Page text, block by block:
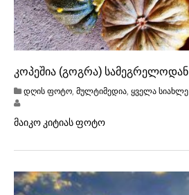
კოპეშია (გოგრა) სამეგრელოდან
დღის ფოტო მულტიმედია ყველა სიახლე
მაიკო კიტიას ფოტო